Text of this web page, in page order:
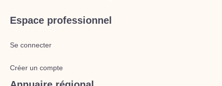
Espace professionnel
Se connecter
Créer un compte